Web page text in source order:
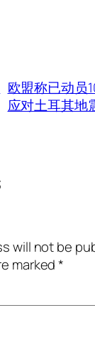
欧盟称已动员
应对土耳其地
will not be
marked*